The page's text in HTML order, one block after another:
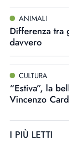
ANIMALI
Differenza tra
davvero
CULTURA
“Estiva”, la
Vincenzo
I PIÙ LETTI